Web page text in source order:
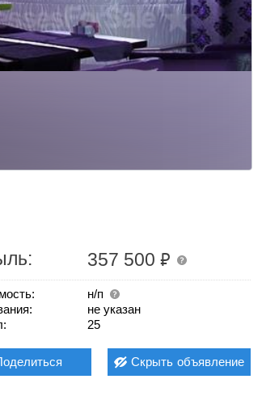
357 500 ₽
н/п
не указан
25
Скрыть объявление